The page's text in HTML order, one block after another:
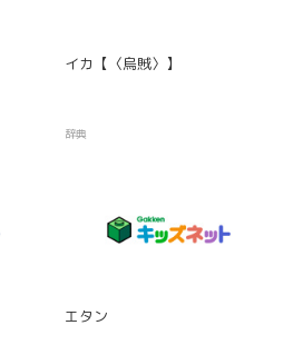
イカ【〈烏賊〉】
辞典
エタン